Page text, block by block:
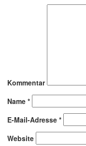
Kommentar
Name *
E-Mail-Adresse *
Website